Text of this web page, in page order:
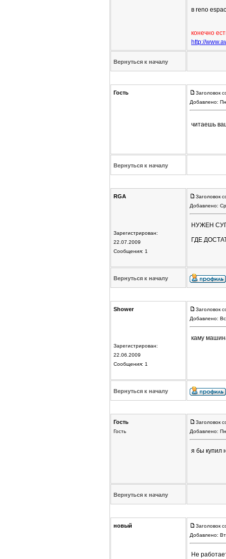
в reno
конечно
http://
Вернуться к началу
Гость
Заголовок
Добавлено:
читаешь
Вернуться к началу
RGA
Зарегистрирован:
22.07.2009
Сообщения: 1
Заголовок
Добавлено:
НУЖЕН
ГДЕ
Вернуться к началу
Shower
Зарегистрирован:
22.06.2009
Сообщения: 1
Заголовок
Добавлено:
каму
Вернуться к началу
Гость
Гость
Заголовок
Добавлено:
я бы купил
Вернуться к началу
новый
Заголовок
Добавлено:
Не